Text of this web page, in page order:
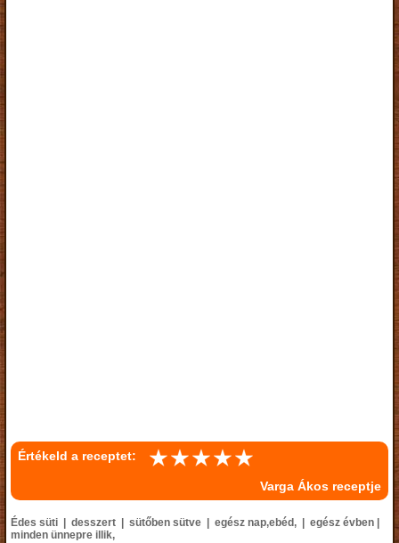
Értékeld a receptet:
Varga Ákos receptje
Édes süti | desszert | sütőben sütve | egész nap,ebéd, | egész évben |
minden ünnepre illik,